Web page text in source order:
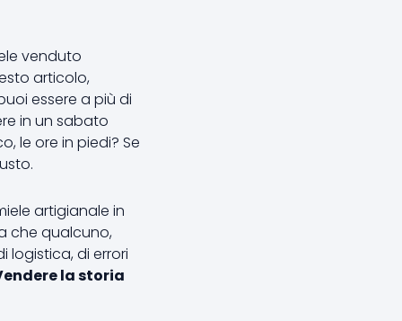
venduto
articolo,
essere a più di
in un sabato
le ore in piedi? Se
artigianale in
che qualcuno,
logistica, di errori
la storia